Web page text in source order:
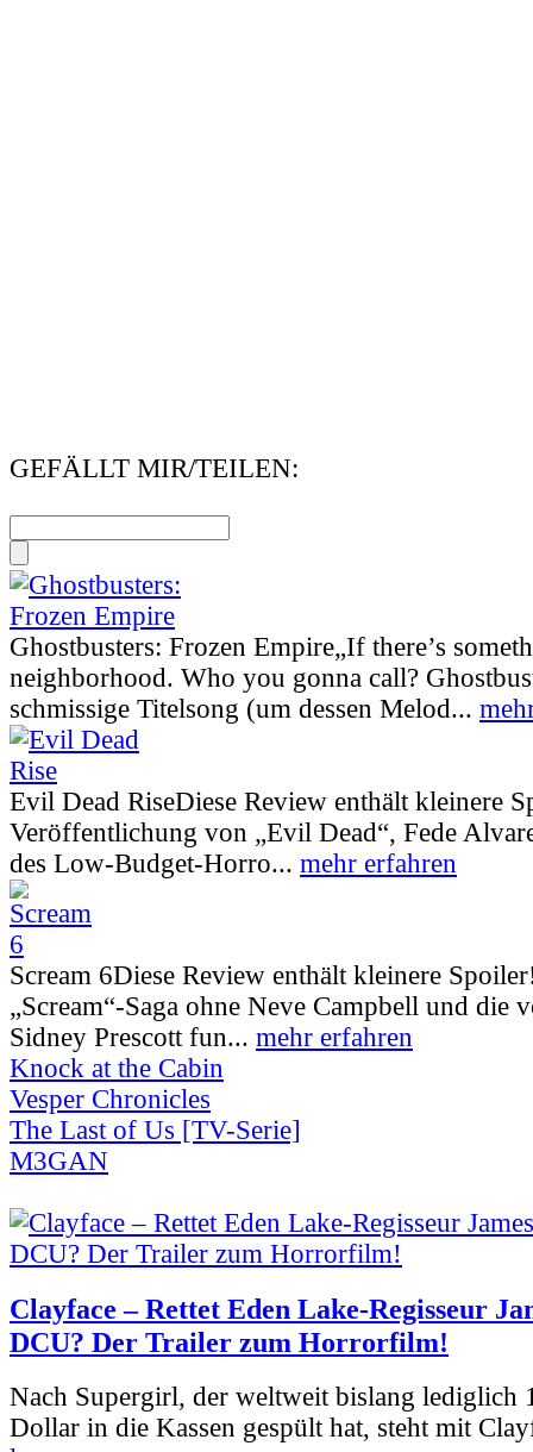
GEFÄLLT MIR/TEILEN:
Ghostbusters: Frozen Empire„If there’s
neighborhood. Who you gonna call?
schmissige Titelsong (um dessen Melod...
Evil Dead RiseDiese Review enthält kleinere
Veröffentlichung von „Evil Dead“, Fede
des Low-Budget-Horro... mehr erfahren
Scream 6Diese Review enthält kleinere
„Scream“-Saga ohne Neve Campbell und die
Sidney Prescott fun... mehr erfahren
Knock at the Cabin
Vesper Chronicles
The Last of Us [TV-Serie]
M3GAN
Clayface – Rettet Eden Lake-Regisseur
DCU? Der Trailer zum Horrorfilm!
Nach Supergirl, der weltweit bislang lediglich
Dollar in die Kassen gespült hat, steht mit